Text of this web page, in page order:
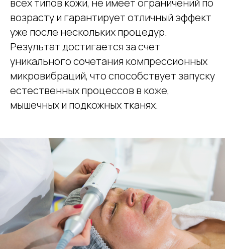
всех типов кожи, не имеет ограничений по
возрасту и гарантирует отличный эффект
уже после нескольких процедур.
Результат достигается за счет
уникального сочетания компрессионных
микровибраций, что способствует запуску
естественных процессов в коже,
мышечных и подкожных тканях.